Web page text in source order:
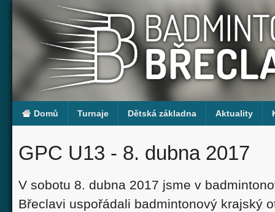
Domů Turnaje Dětská základna Aktuality
GPC U13 - 8. dubna 2017
V sobotu 8. dubna 2017 jsme v
Břeclavi uspořádali badmintonový krajský